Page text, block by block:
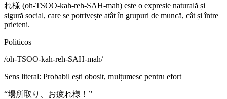
れ様 (oh-TSOO-kah-reh-SAH-mah) este o expresie naturală și
sigură social, care se potrivește atât în grupuri de muncă, cât și între
prieteni.
Politicos
/oh-TSOO-kah-reh-SAH-mah/
Sens literal: Probabil ești obosit, mulțumesc pentru efort
“場所取り、お疲れ様！ ”